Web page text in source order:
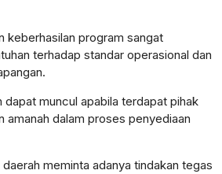
keberhasilan program sangat
terhadap standar operasional dan
dapat muncul apabila terdapat pihak
amanah dalam proses penyediaan
meminta adanya tindakan tegas